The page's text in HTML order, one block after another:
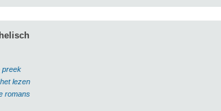
preek
lezen
romans